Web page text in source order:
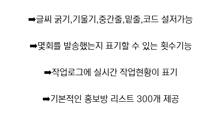
➡️글씨 굵기,기울기,중간줄,밑줄,코드 설저가능
➡️몇회를 발송했는지 표기할 수 있는 횟수기능
➡️작업로그에 실시간 작업현황이 표기
➡️기본적인 홍보방 리스트 300개 제공